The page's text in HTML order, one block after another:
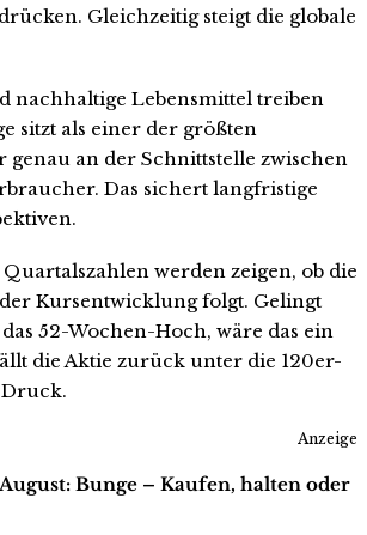
Gleichzeitig steigt die globale
nachhaltige Lebensmittel treiben
sitzt als einer der größten
genau an der Schnittstelle zwischen
Das sichert langfristige
werden zeigen, ob die
Kursentwicklung folgt. Gelingt
52-Wochen-Hoch, wäre das ein
die Aktie zurück unter die 120er-
Anzeige
Bunge – Kaufen, halten oder